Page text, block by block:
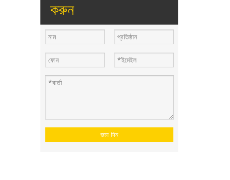
করুন
জমা দিন